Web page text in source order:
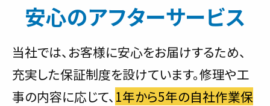
安心のアフターサービス
当社では、お客様に安心をお届けするため、
充実した保証制度を設けています。修理や工
事の内容に応じて、 1年から5年の自社作業保